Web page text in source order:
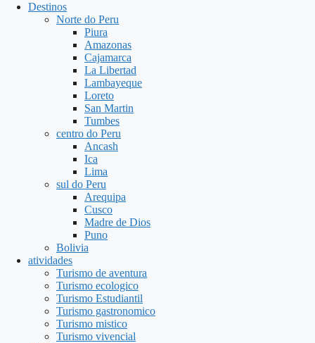
Destinos
Norte do Peru
Piura
Amazonas
Cajamarca
La Libertad
Lambayeque
Loreto
San Martin
Tumbes
centro do Peru
Ancash
Ica
Lima
sul do Peru
Arequipa
Cusco
Madre de Dios
Puno
Bolivia
atividades
Turismo de aventura
Turismo ecologico
Turismo Estudiantil
Turismo gastronomico
Turismo mistico
Turismo vivencial